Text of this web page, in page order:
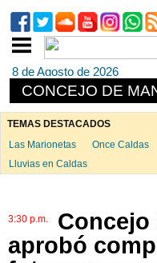
8 de Agosto de 2026
CONCEJO DE
TEMAS DESTACADOS
Las Marionetas
Once Caldas
Lluvias en Caldas
3:30 p.m.
Concejo
aprobó